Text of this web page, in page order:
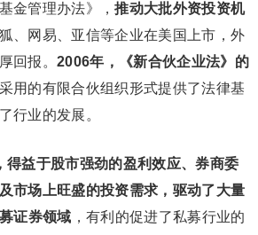
金管理办法》，推动大批外资投资机
狐、网易、亚信等企业在美国上市，外
回报。2006年，《新合伙企业法》的
用的有限合伙组织形式提供了法律基
行业的发展。
得益于股市强劲的盈利效应、券商委
市场上旺盛的投资需求，驱动了大量
证券领域 ，有利的促进了私募行业的